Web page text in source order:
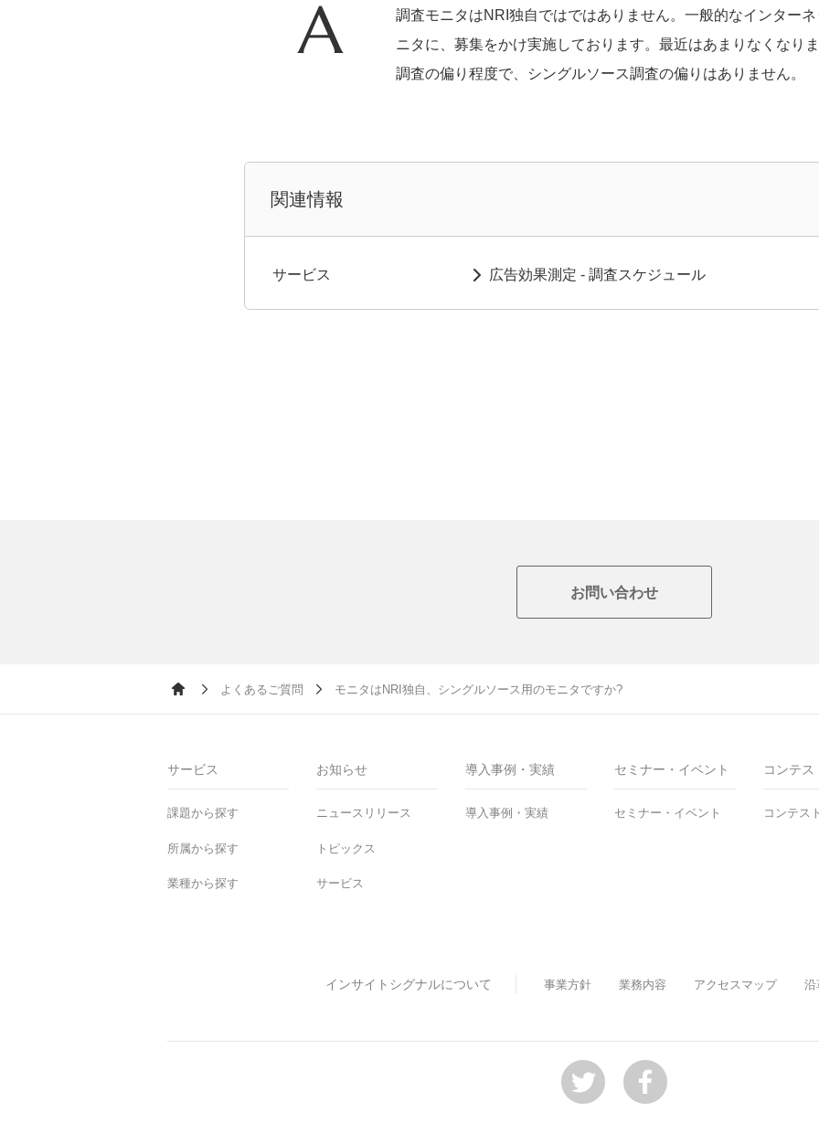
調査モニタはNRI独自ではではありません。一般的なインター
ニタに、募集をかけ実施しております。最近はあまりなくなり
調査の偏り程度で、シングルソース調査の偏りはありません。
関連情報
サービス 広告効果測定 - 調査スケジュール
お問い合わせ
よくあるご質問 モニタはNRI独自、シングルソース用のモニタですか?
サービス
課題から探す
所属から探す
業種から探す
お知らせ
ニュースリリース
トピックス
サービス
導入事例・実績
導入事例・実績
セミナー・イベント
セミナー・イベント
コンテス
コンテス
インサイトシグナルについて 事業方針 業務内容 アクセスマップ 沿